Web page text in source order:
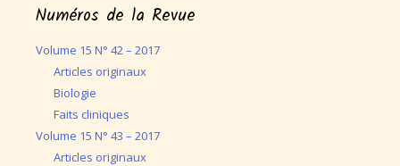
Numéros de la Revue
Volume 15 N° 42 – 2017
Articles originaux
Biologie
Faits cliniques
Volume 15 N° 43 – 2017
Articles originaux